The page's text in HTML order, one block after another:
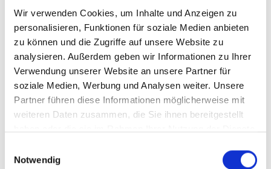
Wir verwenden Cookies, um Inhalte und Anzeigen zu
personalisieren, Funktionen für soziale Medien anbieten
zu können und die Zugriffe auf unsere Website zu
analysieren. Außerdem geben wir Informationen zu Ihrer
Verwendung unserer Website an unsere Partner für
soziale Medien, Werbung und Analysen weiter. Unsere
Partner führen diese Informationen möglicherweise mit
weiteren Daten zusammen, die Sie ihnen bereitgestellt
Notwendig
159.000,- €
Historisches Stadthaus mit Potenzial, direkt am
Johanniskirchhof
Einfamilienhaus